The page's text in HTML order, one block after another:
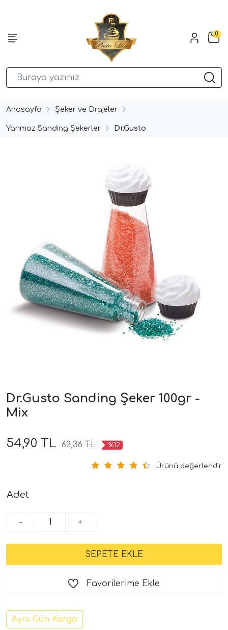
0
Anasayfa Şeker ve Drajeler
Yanmaz Sanding Şekerler Dr.Gusto
Dr.Gusto Sanding Şeker 100gr -
Mix
54,90 TL 62,36 TL %12
Ürünü değerlendir
Adet
- +
Favorilerime Ekle
Aynı Gün Kargo